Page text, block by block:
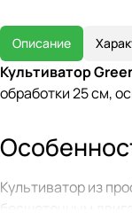
Описание
Культиватор
обработки 25 см,
Культиватор из
бесщеточным